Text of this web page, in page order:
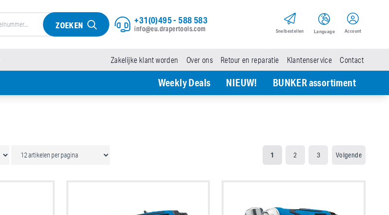
Snel­bestellen Language Account
ZOEKEN +31(0)495 - 588 583
info@eu.drapertools.com
Zakelijke klant worden Over ons Retour en reparatie Klantenservice Contact
Weekly Deals NIEUW! BUNKER assortiment
1 2 3 Volgende